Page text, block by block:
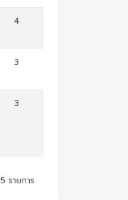
4
3
3
รายการ